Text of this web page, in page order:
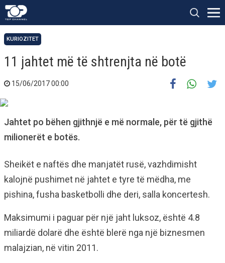
KURIOZITET
11 jahtet më të shtrenjta në botë
15/06/2017 00:00
Jahtet po bëhen gjithnjë e më normale, për të gjithë
milionerët e botës.
Sheikët e naftës dhe manjatët rusë, vazhdimisht
kalojnë pushimet në jahtet e tyre të mëdha, me
pishina, fusha basketbolli dhe deri, salla koncertesh.
Maksimumi i paguar për një jaht luksoz, është 4.8
miliardë dolarë dhe është blerë nga një biznesmen
malajzian, në vitin 2011.